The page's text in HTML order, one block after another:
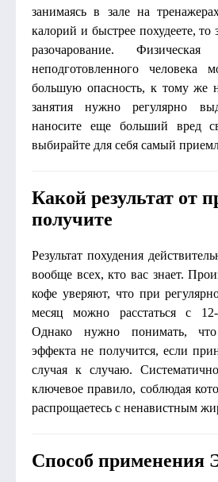
занимаясь в зале на
калорий и быстрее похудеете, то
разочарование.
неподготовленного человека
большую опасность, к тому же
занятия нужно регулярно
наносите еще больший вред
выбирайте для себя самый
Какой результат от
получите
Результат похудения
вообще всех, кто вас знает.
кофе уверяют, что при
месяц можно расстаться с
Однако нужно понимать, что
эффекта не получится, если
случая к случаю.
ключевое правило, соблюдая
распрощаетесь с ненавистным
Способ применения